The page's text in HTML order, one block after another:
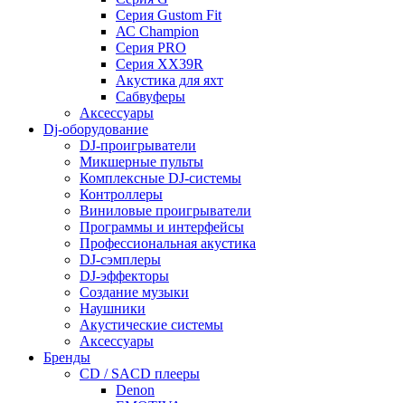
Cерия Gustom Fit
АС Champion
Cерия PRO
Cерия XX39R
Акустика для яхт
Сабвуферы
Аксессуары
Dj-оборудование
DJ-проигрыватели
Микшерные пульты
Комплексные DJ-системы
Контроллеры
Виниловые проигрыватели
Программы и интерфейсы
Профессиональная акустика
DJ-сэмплеры
DJ-эффекторы
Создание музыки
Наушники
Акустические системы
Аксессуары
Бренды
CD / SACD плееры
Denon